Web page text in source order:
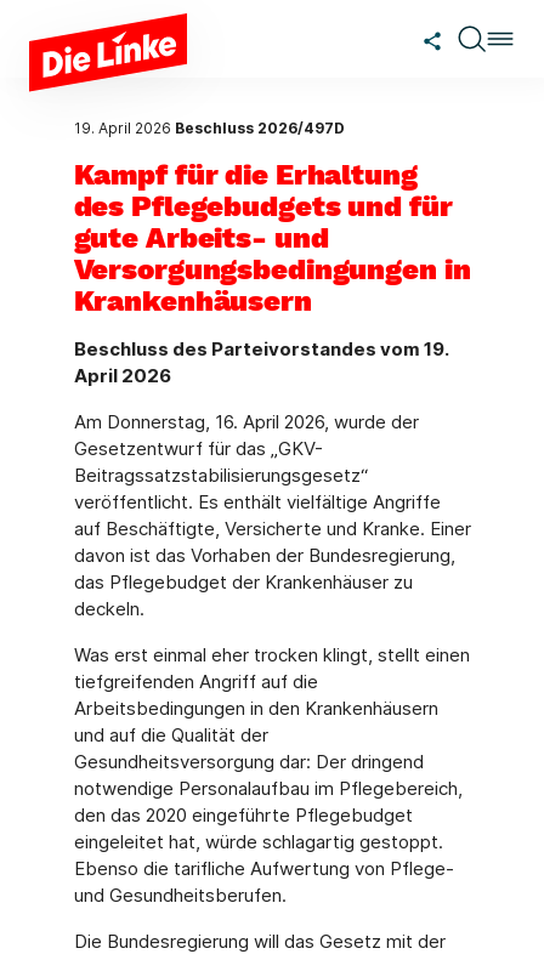
Zum Hauptinhalt springen
19. April 2026 Beschluss 2026/497D
Kampf für die Erhaltung
des Pflegebudgets und für
gute Arbeits- und
Versorgungsbedingungen in
Krankenhäusern
Beschluss des Parteivorstandes vom 19.
April 2026
Am Donnerstag, 16. April 2026, wurde der
Gesetzentwurf für das „GKV-
Beitragssatzstabilisierungsgesetz“
veröffentlicht. Es enthält vielfältige Angriffe
auf Beschäftigte, Versicherte und Kranke. Einer
davon ist das Vorhaben der Bundesregierung,
das Pflegebudget der Krankenhäuser zu
deckeln.
Was erst einmal eher trocken klingt, stellt einen
tiefgreifenden Angriff auf die
Arbeitsbedingungen in den Krankenhäusern
und auf die Qualität der
Gesundheitsversorgung dar: Der dringend
notwendige Personalaufbau im Pflegebereich,
den das 2020 eingeführte Pflegebudget
eingeleitet hat, würde schlagartig gestoppt.
Ebenso die tarifliche Aufwertung von Pflege-
und Gesundheitsberufen.
Die Bundesregierung will das Gesetz mit der